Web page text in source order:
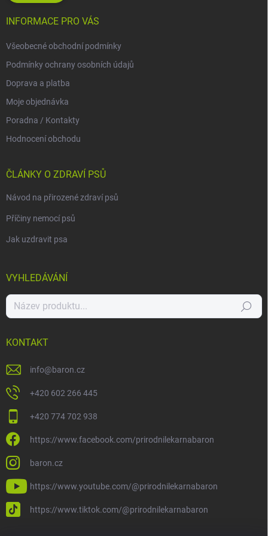
INFORMACE PRO VÁS
Všeobecné obchodní podmínky
Podmínky ochrany osobních údajů
Doprava a platba
Moje objednávka
Poradna / Kontakty
Hodnocení obchodu
ČLÁNKY O ZDRAVÍ PSŮ
Návod na přirozené zdraví psů
Příčiny nemocí psů
Jak uzdravit psa
VYHLEDÁVÁNÍ
Hledat
KONTAKT
info@baron.cz
+420 602 266 445
+420 774 702 938
https://www.facebook.com/prirodnilekarnabaron
baron.cz
https://www.youtube.com/@prirodnilekarnabaron
https://www.tiktok.com/@prirodnilekarnabaron